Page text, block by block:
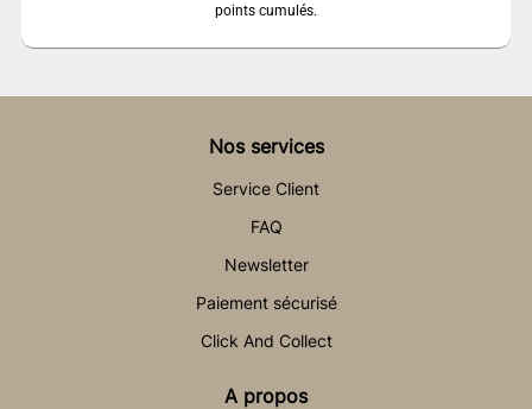
points cumulés.
Nos services
Service Client
FAQ
Newsletter
Paiement sécurisé
Click And Collect
A propos